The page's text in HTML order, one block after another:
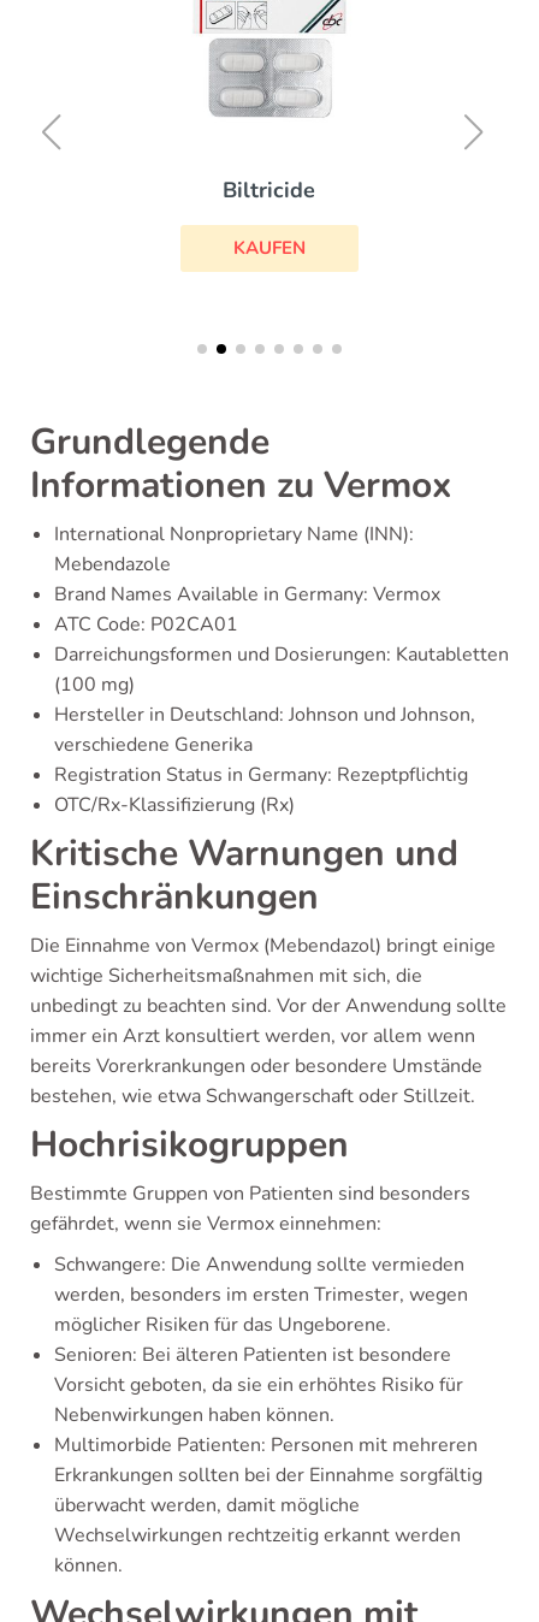
Biltricide
KAUFEN
Grundlegende
Informationen zu Vermox
International Nonproprietary Name (INN):
Mebendazole
Brand Names Available in Germany: Vermox
ATC Code: P02CA01
Darreichungsformen und Dosierungen: Kautabletten
(100 mg)
Hersteller in Deutschland: Johnson und Johnson,
verschiedene Generika
Registration Status in Germany: Rezeptpflichtig
OTC/Rx-Klassifizierung (Rx)
Kritische Warnungen und
Einschränkungen
Die Einnahme von Vermox (Mebendazol) bringt einige
wichtige Sicherheitsmaßnahmen mit sich, die
unbedingt zu beachten sind. Vor der Anwendung sollte
immer ein Arzt konsultiert werden, vor allem wenn
bereits Vorerkrankungen oder besondere Umstände
bestehen, wie etwa Schwangerschaft oder Stillzeit.
Hochrisikogruppen
Bestimmte Gruppen von Patienten sind besonders
gefährdet, wenn sie Vermox einnehmen:
Schwangere: Die Anwendung sollte vermieden
werden, besonders im ersten Trimester, wegen
möglicher Risiken für das Ungeborene.
Senioren: Bei älteren Patienten ist besondere
Vorsicht geboten, da sie ein erhöhtes Risiko für
Nebenwirkungen haben können.
Multimorbide Patienten: Personen mit mehreren
Erkrankungen sollten bei der Einnahme sorgfältig
überwacht werden, damit mögliche
Wechselwirkungen rechtzeitig erkannt werden
können.